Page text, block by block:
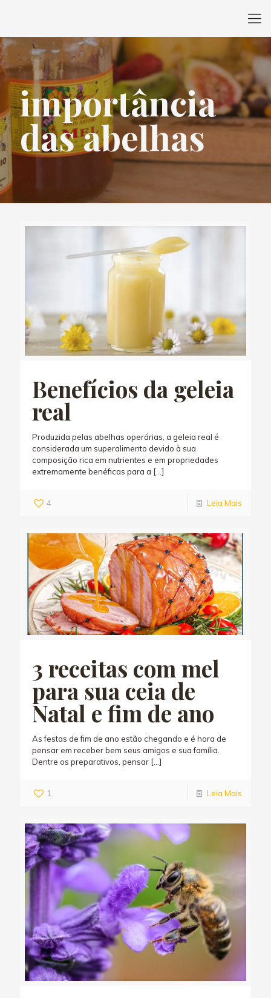
importância
das abelhas
Benefícios da geleia
real
Produzida pelas abelhas operárias, a geleia real é
considerada um superalimento devido à sua
composição rica em nutrientes e em propriedades
extremamente benéficas para a […]
4 Leia Mais
3 receitas com mel
para sua ceia de
Natal e fim de ano
As festas de fim de ano estão chegando e é hora de
pensar em receber bem seus amigos e sua família.
Dentre os preparativos, pensar […]
1 Leia Mais